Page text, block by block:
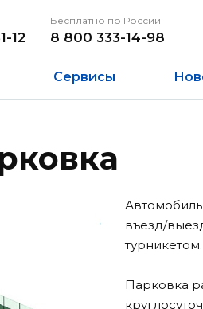
12
Бесплатно по России
8 800 333-14-98
Сервисы
въезд/
турникетом.
Парковка